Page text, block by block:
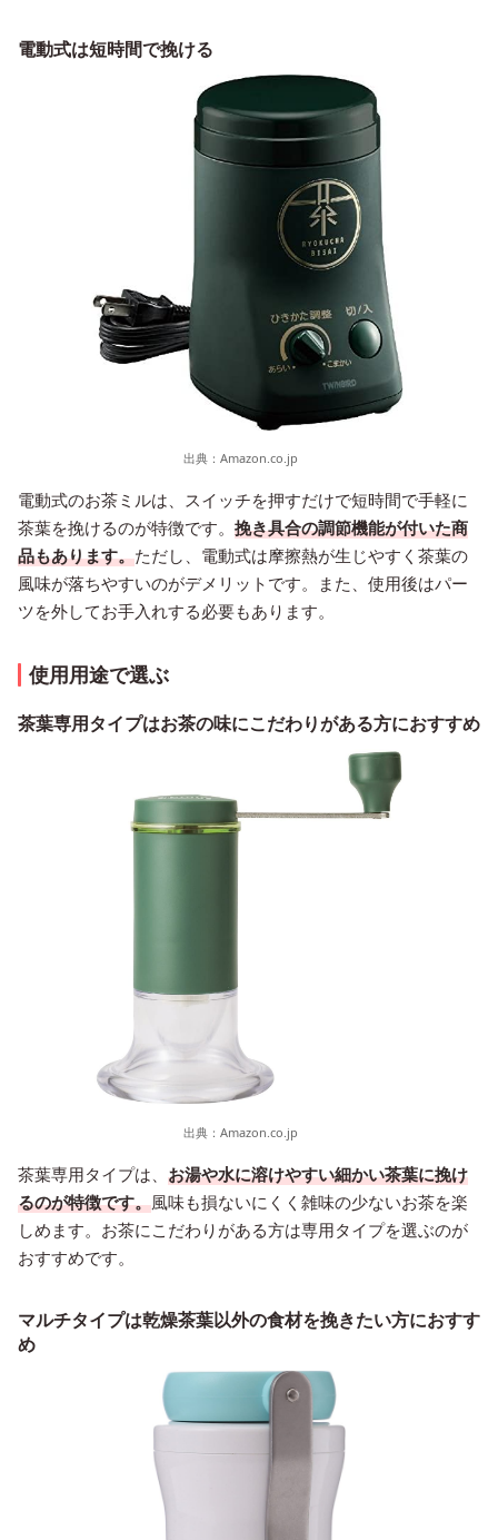
電動式は短時間で挽ける
出典： Amazon.co.jp
電動式のお茶ミルは、スイッチを押すだけで短時間で手軽に
茶葉を挽けるのが特徴です。 挽き具合の調節機能が付いた商
品もあります。ただし、電動式は摩擦熱が生じやすく茶葉の
風味が落ちやすいのがデメリットです。また、使用後はパー
ツを外してお手入れする必要もあります。
使用用途で選ぶ
茶葉専用タイプはお茶の味にこだわりがある方におすすめ
出典： Amazon.co.jp
茶葉専用タイプは、 お湯や水に溶けやすい細かい茶葉に挽け
るのが特徴です。風味も損ないにくく雑味の少ないお茶を楽
しめます。お茶にこだわりがある方は専用タイプを選ぶのが
おすすめです。
マルチタイプは乾燥茶葉以外の食材を挽きたい方におすす
め